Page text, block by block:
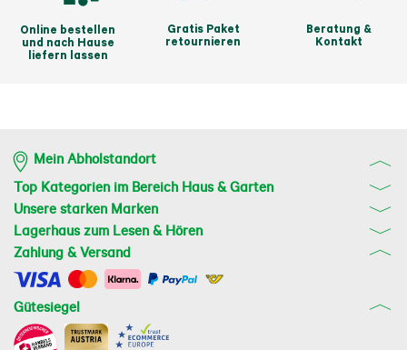
Online bestellen
und nach Hause
liefern lassen
Gratis Paket
retournieren
Beratung &
Kontakt
Mein Abholstandort
Top Kategorien im Bereich Haus & Garten
Unsere starken Marken
Lagerhaus zum Lesen & Hören
Zahlung & Versand
Gütesiegel